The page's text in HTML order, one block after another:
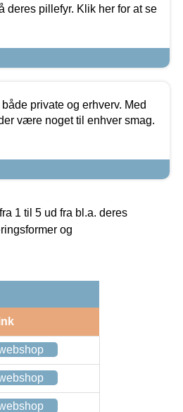
deres pillefyr. Klik her for at se
private og erhverv. Med
være noget til enhver smag.
1 til 5 ud fra bl.a. deres
og